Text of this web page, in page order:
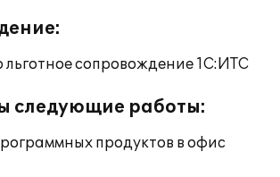
сопровождение 1С:ИТС
следующие работы:
продуктов в офис